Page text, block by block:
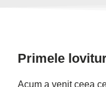
Primele
Acum a venit ceea